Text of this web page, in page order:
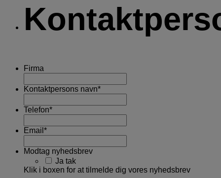
Firma
Kontaktpersons navn*
Telefon*
Email *
Modtag nyhedsbrev
Ja tak
Klik i boxen for at tilmelde dig vores nyhedsbrev